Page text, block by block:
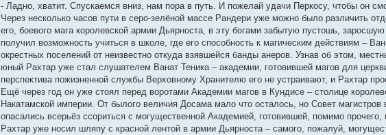
- Ладно, хватит. Спускаемся вниз, нам пора в путь. И пожелай удачи Перкосу, чтобы он
Через несколько часов пути в серо-зелёной массе Рандери уже можно было различить
его, боевого мага королевской армии Дьярноста, в эту богами забытую пустошь,
получил возможность учиться в школе, где его способность к магическим действиям –
окрестных поселений от неизвестно откуда взявшейся банды анеров. Узнав об этом,
юный Рахтар уже стал слушателем Ванат Теника – академии, готовившей магов для
перспектива пожизненной службы Верховному Хранителю его не устраивают, и Рахтар
Ещё через год он уже стоял перед воротами Академии магов в Кундисе – столице
Накатамской империи. От былого величия Досама мало что осталось, но Совет
опасались всерьёз ссориться с могущественной Академией, готовившей, помимо
Рахтар уже носил шляпу с красной лентой в армии Дьярноста – самого, пожалуй,